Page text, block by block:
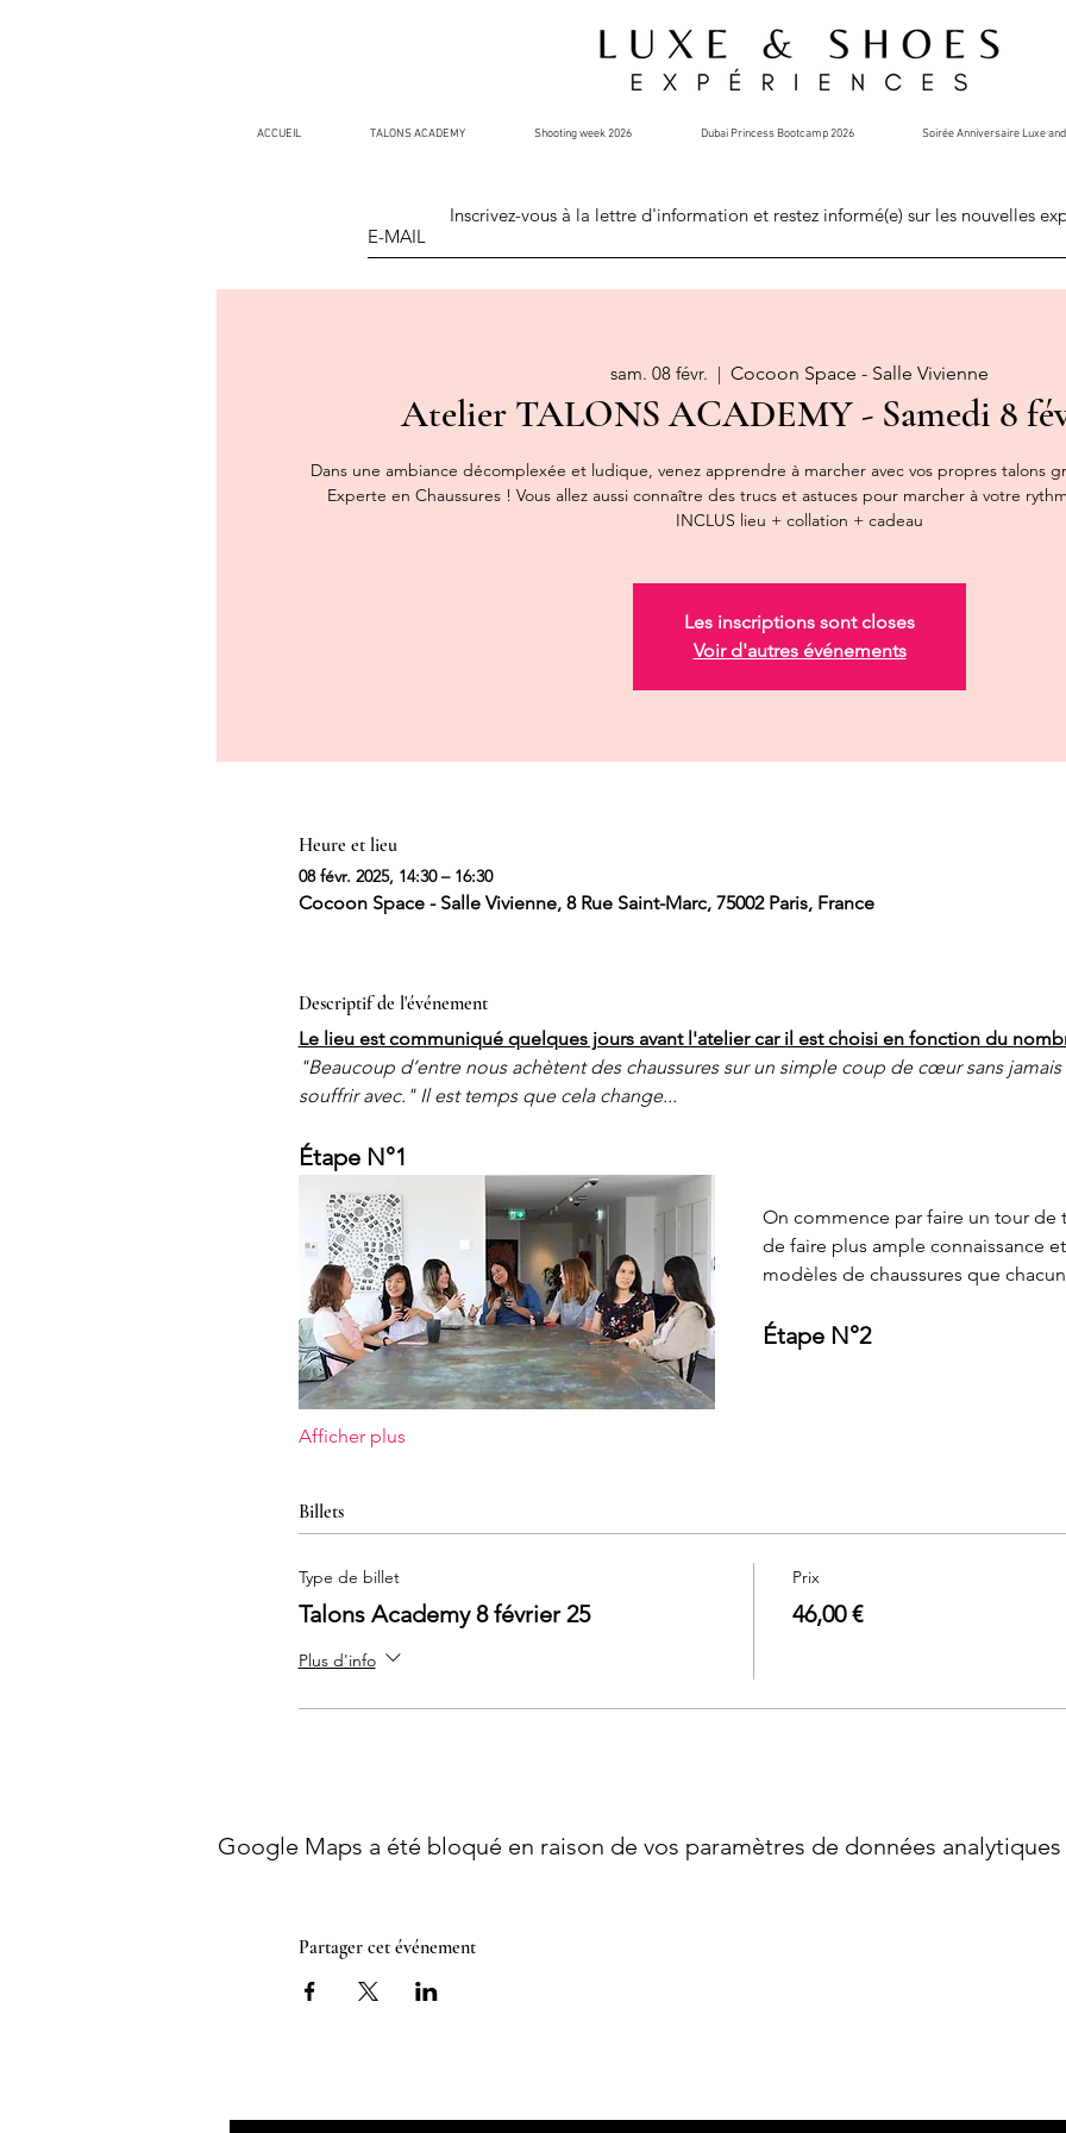
ACCUEIL TALONS ACADEMY Shooting week 2026 Dubai Princess Bootcamp 2026 Soirée Anniversaire Luxe
Inscrivez-vous à la lettre d'information et restez informé(e) sur les nouvelles
sam. 08 févr.
  |
Cocoon Space - Salle Vivienne
Atelier TALONS ACADEMY - Samedi 8
Dans une ambiance décomplexée et ludique, venez apprendre à marcher avec vos propres talons
Experte en Chaussures ! Vous allez aussi connaître des trucs et astuces pour marcher à votre
INCLUS lieu + collation + cadeau
Les inscriptions sont closes
Voir d'autres événements
Heure et lieu
08 févr. 2025, 14:30 – 16:30
Cocoon Space - Salle Vivienne, 8 Rue Saint-Marc, 75002 Paris, France
Descriptif de l'événement
Le lieu est communiqué quelques jours avant l'atelier car il est choisi en fonction du
"Beaucoup d’entre nous achètent des chaussures sur un simple coup de cœur sans
souffrir avec." Il est temps que cela change...
Étape N°1
On commence par faire un tour de
de faire plus ample connaissance
modèles de chaussures que
Étape N°2
Afficher plus
Billets
Type de billet
Talons Academy 8 février 25
Plus d'info
Prix
46,00 €
Google Maps a été bloqué en raison de vos paramètres de données
Partager cet événement